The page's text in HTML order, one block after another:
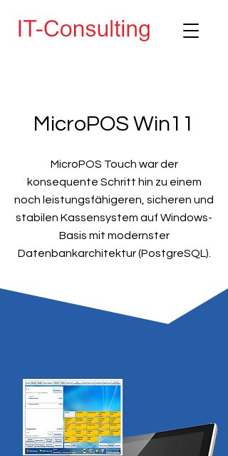
MicroPOS Win11
MicroPOS Touch war der
konsequente Schritt hin zu einem
noch leistungsfähigeren, sicheren und
stabilen Kassensystem auf Windows-
Basis mit modernster
Datenbankarchitektur (PostgreSQL).